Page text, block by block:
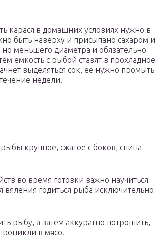
карася в домашних условиях нужно в
быть наверху и присыпано сахаром и
меньшего диаметра и обязательно
емкость с рыбой ставят в прохладное
выделяться сок, ее нужно промыть
недели.
крупное, сжатое с боков, спина
во время готовки важно научиться
вяления годиться рыба исключительно
рыбу, а затем аккуратно потрошить,
в мясо.